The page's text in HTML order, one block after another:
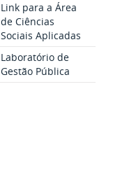
Link para a Área
de Ciências
Sociais Aplicadas
Laboratório de
Gestão Pública